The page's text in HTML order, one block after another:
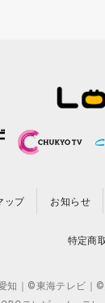
ップ お知らせ
特定商
｜©東海テレビ